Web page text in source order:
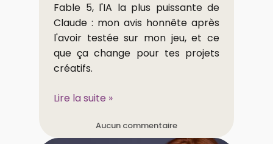
Fable 5, l'IA la plus puissante de
Claude : mon avis honnête après
l'avoir testée sur mon jeu, et ce
que ça change pour tes projets
créatifs.
Lire la suite »
Aucun commentaire